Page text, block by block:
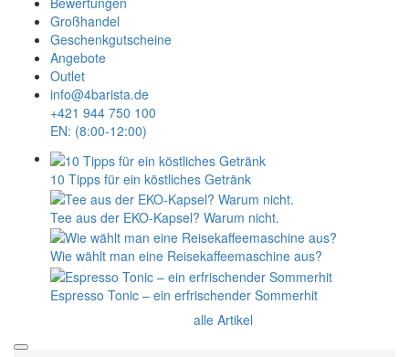
Großhandel
Geschenkgutscheine
Angebote
Outlet
info@4barista.de
+421 944 750 100
EN: (8:00-12:00)
10 Tipps für ein köstliches Getränk
Tee aus der EKO-Kapsel? Warum nicht.
Wie wählt man eine Reisekaffeemaschine aus?
Espresso Tonic – ein erfrischender Sommerhit
alle Artikel